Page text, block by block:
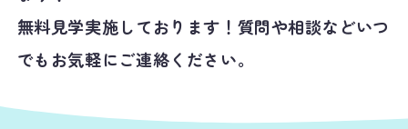
無料見学実施しております！質問や相談などいつ
でもお気軽にご連絡ください。